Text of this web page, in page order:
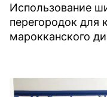
Использование
перегородок для
марокканского